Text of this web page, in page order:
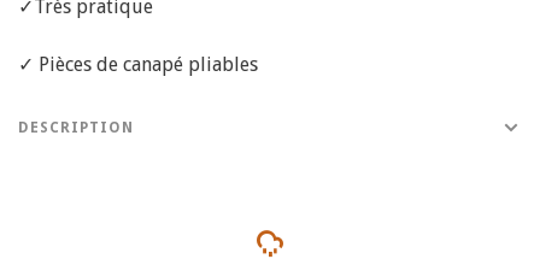
✓Très pratique
✓ Pièces de canapé pliables
DESCRIPTION